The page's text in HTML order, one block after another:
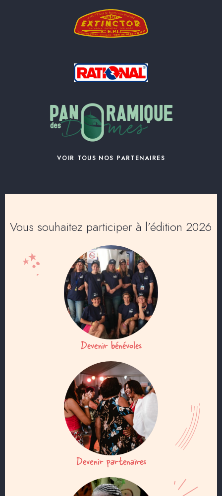
VOIR TOUS NOS PARTENAIRES
Vous souhaitez participer à l’édition 2026
Devenir bénévoles
Devenir partenaires